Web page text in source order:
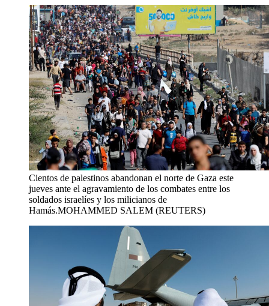
Cientos de palestinos abandonan el norte de Gaza este
jueves ante el agravamiento de los combates entre los
soldados israelíes y los milicianos de
Hamás.MOHAMMED SALEM (REUTERS)